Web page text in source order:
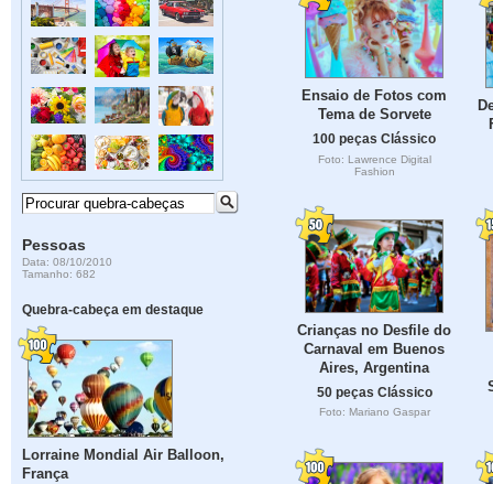
Pessoas
Data: 08/10/2010
Tamanho: 682
Quebra-cabeça em destaque
Lorraine Mondial Air Balloon,
França
Ensaio de Fotos com
Tema de Sorvete
100 peças Clássico
Foto: Lawrence Digital
Fashion
Crianças no Desfile do
Carnaval em Buenos
Aires, Argentina
50 peças Clássico
Foto: Mariano Gaspar